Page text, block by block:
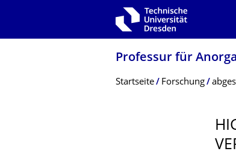
Zur Hauptnavigation springen
Professur für
Breadcrumb-Menü
Startseite Forschung